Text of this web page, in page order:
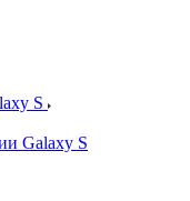
S
Galaxy S